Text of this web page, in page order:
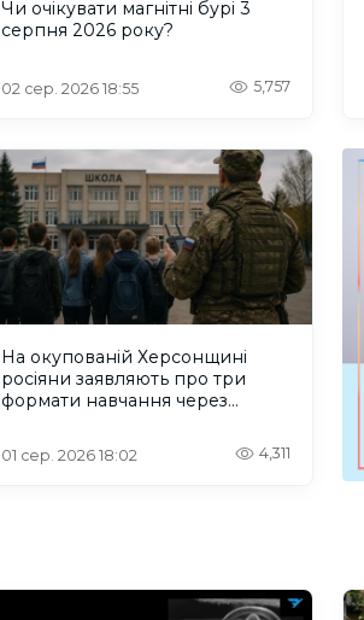
Чи очікувати магнітні бурі 3
серпня 2026 року?
02 сер. 2026 18:55 5,757
На окупованій Херсонщині
росіяни заявляють про три
формати навчання через
01 сер. 2026 18:02 4,311